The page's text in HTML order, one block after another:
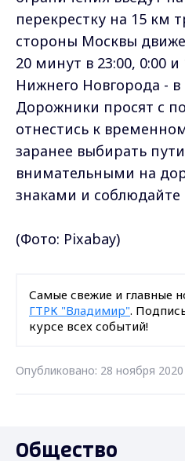
перекрестку на 15 км
стороны Москвы
20 минут в 23:00, 0:00
Нижнего Новгорода - в
Дорожники просят с
отнестись к
заранее выбирать
внимательными на
знаками и
(Фото: Pixabay)
Самые свежие и главные
ГТРК "Владимир".
курсе всех событий!
Опубликовано: 28 ноября
Общество